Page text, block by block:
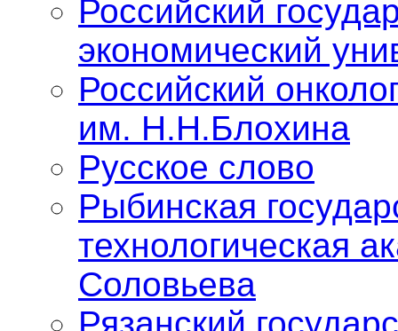
Российский
экономический
Российский
им. Н.Н.Блохина
Русское слово
Рыбинская
технологическая
Соловьева